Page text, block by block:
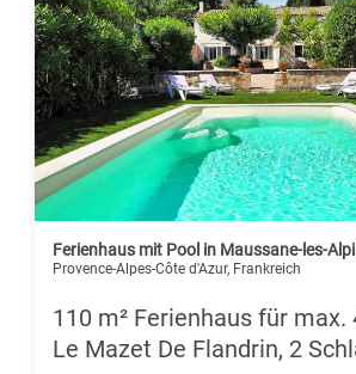
Ferienhaus mit Pool in Maussane-les-
Provence-Alpes-Côte d'Azur, Frankreich
110 m² Ferienhaus für max.
Le Mazet De Flandrin, 2